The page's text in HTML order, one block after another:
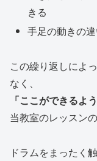
きる
手足の動きの
この繰り返しによ
なく、
「ここができるよ
当教室のレッスンの
ドラムをまったく